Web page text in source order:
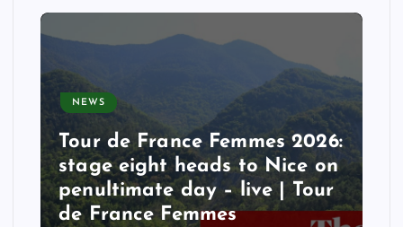
NEWS
Tour de France Femmes 2026:
stage eight heads to Nice on
penultimate day – live | Tour
de France Femmes